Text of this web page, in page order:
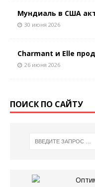
Мундиаль в США
30 июня 2026
Charmant и Elle
26 июня 2026
ПОИСК ПО САЙТУ